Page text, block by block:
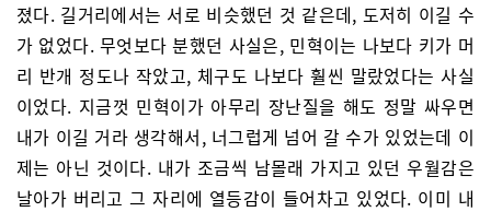
졌다. 길거리에서는 서로 비슷했던 것 같은데, 도저히 이길 수
가 없었다. 무엇보다 분했던 사실은, 민혁이는 나보다 키가 머
리 반개 정도나 작았고, 체구도 나보다 훨씬 말랐었다는 사실
이었다. 지금껏 민혁이가 아무리 장난질을 해도 정말 싸우면
내가 이길 거라 생각해서, 너그럽게 넘어 갈 수가 있었는데 이
제는 아닌 것이다. 내가 조금씩 남몰래 가지고 있던 우월감은
날아가 버리고 그 자리에 열등감이 들어차고 있었다. 이미 내